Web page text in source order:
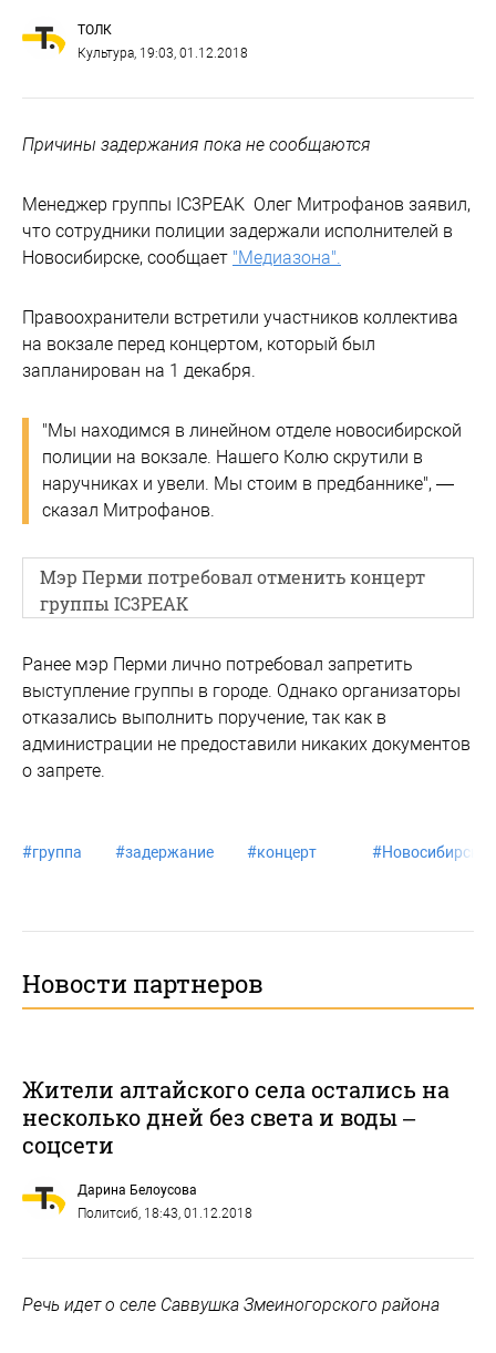
ТОЛК
Культура, 19:03, 01.12.2018
Причины задержания пока не сообщаются
Менеджер группы IC3PEAK Олег Митрофанов заявил,
что сотрудники полиции задержали исполнителей в
Новосибирске, сообщает "Медиазона".
Правоохранители встретили участников коллектива
на вокзале перед концертом, который был
запланирован на 1 декабря.
"Мы находимся в линейном отделе новосибирской
полиции на вокзале. Нашего Колю скрутили в
наручниках и увели. Мы стоим в предбаннике", —
сказал Митрофанов.
Мэр Перми потребовал отменить концерт
группы IC3PEAK
Ранее мэр Перми лично потребовал запретить
выступление группы в городе. Однако организаторы
отказались выполнить поручение, так как в
администрации не предоставили никаких документов
о запрете.
#группа #задержание #концерт #Новосибирск
Новости партнеров
Жители алтайского села остались на
несколько дней без света и воды –
соцсети
Дарина Белоусова
Политсиб, 18:43, 01.12.2018
Речь идет о селе Саввушка Змеиногорского района